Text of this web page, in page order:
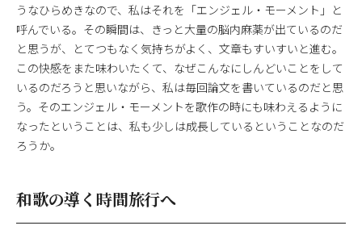
うなひらめきなので、私はそれを「エンジェル・モーメント」と
呼んでいる。その瞬間は、きっと大量の脳内麻薬が出ているのだ
と思うが、とてつもなく気持ちがよく、文章もすいすいと進む。
この快感をまた味わいたくて、なぜこんなにしんどいことをして
いるのだろうと思いながら、私は毎回論文を書いているのだと思
う。そのエンジェル・モーメントを歌作の時にも味わえるように
なったということは、私も少しは成長しているということなのだ
ろうか。
和歌の導く時間旅行へ